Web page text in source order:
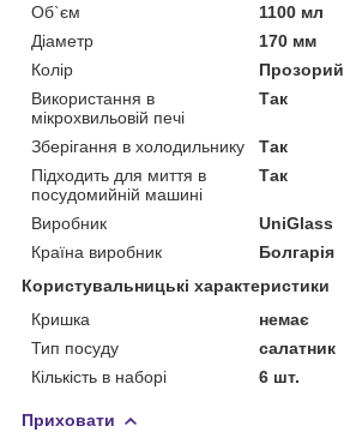
Об`єм
1100 мл
Діаметр
170 мм
Колір
Прозорий
Використання в
мікрохвильовій печі
Так
Зберігання в холодильнику
Так
Підходить для миття в
посудомийній машині
Так
Виробник
UniGlass
Країна виробник
Болгарія
Користувальницькі характеристики
Кришка
немає
Тип посуду
салатник
Кількість в наборі
6 шт.
Приховати